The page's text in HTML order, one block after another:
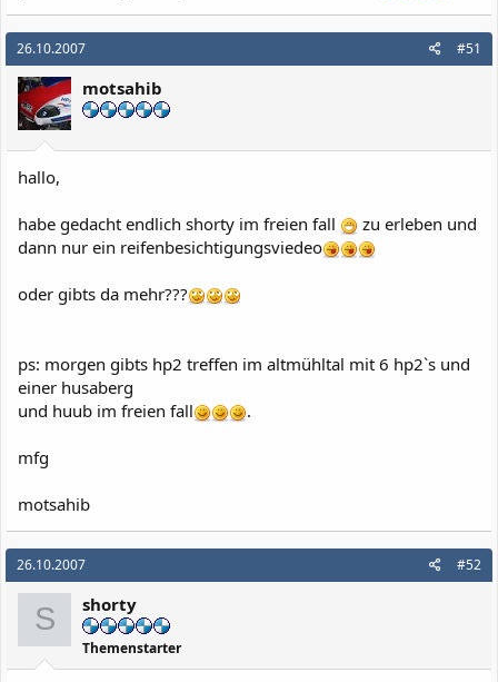
26.10.2007 #51
motsahib
hallo,
habe gedacht endlich shorty im freien fall
zu erleben und
dann nur ein reifenbesichtigungsviedeo
oder gibts da mehr???
ps: morgen gibts hp2 treffen im altmühltal mit 6 hp2`s und
einer husaberg
und huub im freien fall
.
mfg
motsahib
26.10.2007 #52
S shorty
Themenstarter